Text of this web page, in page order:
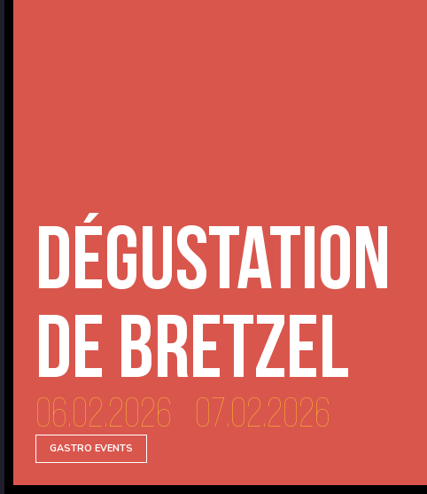
Dégustation
de Bretzel
06.02.2026 - 07.02.2026
GASTRO EVENTS